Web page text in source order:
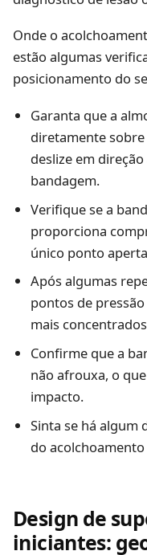
Onde o
estão algumas
posicionamento do
Garanta que a
diretamente
deslize em
bandagem.
Verifique se a
proporciona
único ponto
Após algumas
pontos de
mais
Confirme que a
não afrouxa, o
impacto.
Sinta se há algum
do
Design de
iniciantes: